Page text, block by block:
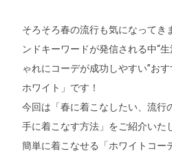
そろそろ春の流行も気になってき
ンドキーワードが発信される中“
ゃれにコーデが成功しやすい”お
ホワイト」です！
今回は「春に着こなしたい、流行
手に着こなす方法」をご紹介いた
簡単に着こなせる「ホワイトコー